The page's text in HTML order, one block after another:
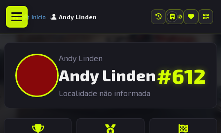
Início Andy Linden
Andy Linden
Andy Linden
Localidade não informada
#612